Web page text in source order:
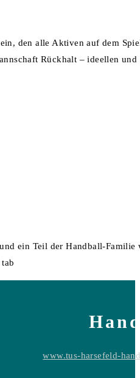
den alle Aktiven auf dem
Rückhalt – ideellen
ein Teil der Handball-Familie
www.tus-harsefeld-